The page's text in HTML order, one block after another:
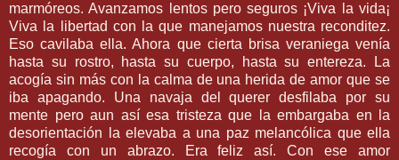
marmóreos. Avanzamos lentos pero seguros ¡Viva la vida¡
Viva la libertad con la que manejamos nuestra reconditez.
Eso cavilaba ella. Ahora que cierta brisa veraniega venía
hasta su rostro, hasta su cuerpo, hasta su entereza. La
acogía sin más con la calma de una herida de amor que se
iba apagando. Una navaja del querer desfilaba por su
mente pero aun así esa tristeza que la embargaba en la
desorientación la elevaba a una paz melancólica que ella
recogía con un abrazo. Era feliz así. Con ese amor